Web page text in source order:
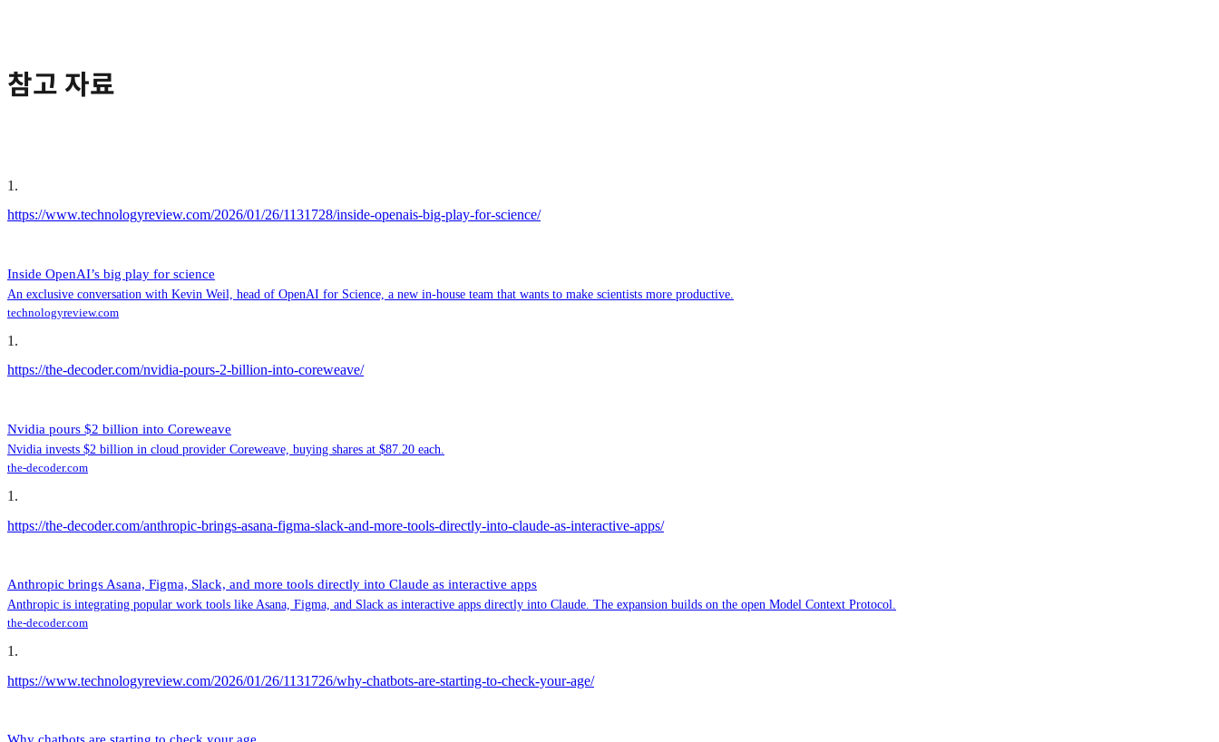
참고 자료
1 .
https://www.technologyreview.com/2026/01/26/1131728/inside-openais-big-play-for-science/
Inside OpenAI’s big play for science
An exclusive conversation with Kevin Weil, head of OpenAI for Science, a new in-house team that wants to make scientists more productive.
technologyreview.com
1 .
https://the-decoder.com/nvidia-pours-2-billion-into-coreweave/
Nvidia pours $2 billion into Coreweave
Nvidia invests $2 billion in cloud provider Coreweave, buying shares at $87.20 each.
the-decoder.com
1 .
https://the-decoder.com/anthropic-brings-asana-figma-slack-and-more-tools-directly-into-claude-as-interactive-apps/
Anthropic brings Asana, Figma, Slack, and more tools directly into Claude as interactive apps
Anthropic is integrating popular work tools like Asana, Figma, and Slack as interactive apps directly into Claude. The expansion builds on the open Model Context Protocol.
the-decoder.com
1 .
https://www.technologyreview.com/2026/01/26/1131726/why-chatbots-are-starting-to-check-your-age/